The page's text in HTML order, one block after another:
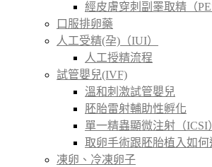
經皮膚穿刺副睪取精（
口服排卵藥
人工受精(孕)（IUI）
人工授精流程
試管嬰兒(IVF)
溫和刺激試管嬰兒
胚胎雷射輔助性孵化
單一精蟲顯微注射（ICSI
取卵手術跟胚胎植入如何
凍卵、冷凍卵子